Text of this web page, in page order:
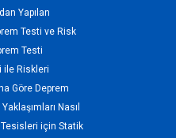
Yapılan
Testi ve Risk
Testi
ile Riskleri
Göre Deprem
Nasıl
için Statik